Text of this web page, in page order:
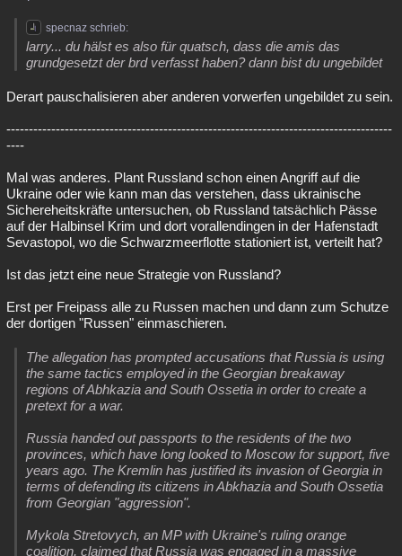
specnaz schrieb:
larry... du hälst es also für quatsch, dass die amis das
grundgesetzt der brd verfasst haben? dann bist du ungebildet
Derart pauschalisieren aber anderen vorwerfen ungebildet zu sein.
--------------------------------------------------------------------------------------
----
Mal was anderes. Plant Russland schon einen Angriff auf die
Ukraine oder wie kann man das verstehen, dass ukrainische
Sichereheitskräfte untersuchen, ob Russland tatsächlich Pässe
auf der Halbinsel Krim und dort vorallendingen in der Hafenstadt
Sevastopol, wo die Schwarzmeerflotte stationiert ist, verteilt hat?
Ist das jetzt eine neue Strategie von Russland?
Erst per Freipass alle zu Russen machen und dann zum Schutze
der dortigen "Russen" einmaschieren.
The allegation has prompted accusations that Russia is using
the same tactics employed in the Georgian breakaway
regions of Abhkazia and South Ossetia in order to create a
pretext for a war.
Russia handed out passports to the residents of the two
provinces, which have long looked to Moscow for support, five
years ago. The Kremlin has justified its invasion of Georgia in
terms of defending its citizens in Abkhazia and South Ossetia
from Georgian "aggression".
Mykola Stretovych, an MP with Ukraine's ruling orange
coalition, claimed that Russia was engaged in a massive